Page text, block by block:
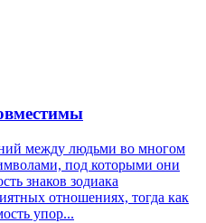
между людьми во многом
под которыми они
знаков зодиака
отношениях, тогда как
упор...